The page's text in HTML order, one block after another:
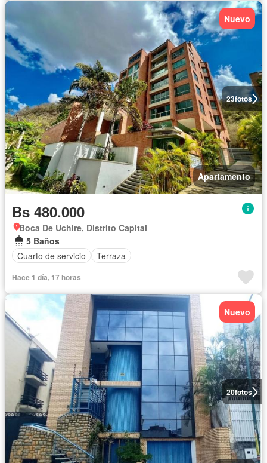
23fotos
Nuevo
Apartamento
Bs 480.000
Boca De Uchire, Distrito Capital
5 Baños
Cuarto de servicio
Terraza
Hace 1 día, 17 horas
20fotos
Nuevo